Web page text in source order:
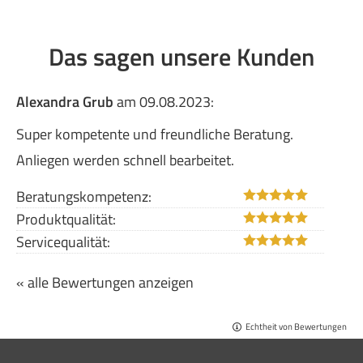
Das sagen unsere Kunden
Alexandra Grubam 09.08.2023:
Super kompetente und freundliche Beratung.
Anliegen werden schnell bearbeitet.
Beratungskompetenz:
Produktqualität:
Servicequalität:
« alle Bewertungen anzeigen
Echtheit von Bewertungen